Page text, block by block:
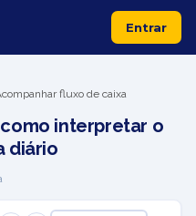
Entrar
fluxo de caixa
interpretar o
diário